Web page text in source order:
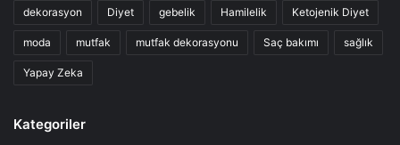
dekorasyon Diyet gebelik Hamilelik Ketojenik Diyet
moda mutfak mutfak dekorasyonu Saç bakımı sağlık
Yapay Zeka
Kategoriler